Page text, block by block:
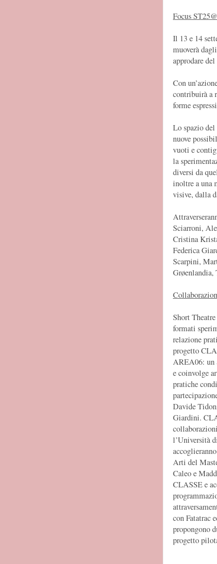
Focus
Il 13 e 14
muoverà
approdare
Con
contribuirà a
forme
Lo spazio del
nuove
vuoti e
la
diversi da
inoltre a una
visive, dalla
Sciarroni,
Cristina
Federica
Scarpini,
Short
formati
relazione
progetto
AREA06: un
e coinvolge
pratiche
Davide
Giardini.
l’Università
Arti del
Caleo e
CLASSE e
con Fatatrac
propongono
progetto